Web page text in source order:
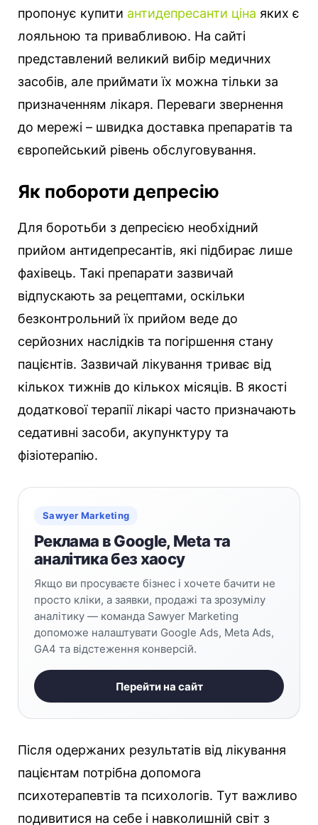
пропонує купити антидепресанти ціна яких є
лояльною та привабливою. На сайті
представлений великий вибір медичних
засобів, але приймати їх можна тільки за
призначенням лікаря. Переваги звернення
до мережі – швидка доставка препаратів та
європейський рівень обслуговування.
Як побороти депресію
Для боротьби з депресією необхідний
прийом антидепресантів, які підбирає лише
фахівець. Такі препарати зазвичай
відпускають за рецептами, оскільки
безконтрольний їх прийом веде до
серйозних наслідків та погіршення стану
пацієнтів. Зазвичай лікування триває від
кількох тижнів до кількох місяців. В якості
додаткової терапії лікарі часто призначають
седативні засоби, акупунктуру та
фізіотерапію.
Sawyer Marketing
Реклама в Google, Meta та
аналітика без хаосу
Якщо ви просуваєте бізнес і хочете бачити не
просто кліки, а заявки, продажі та зрозумілу
аналітику — команда Sawyer Marketing
допоможе налаштувати Google Ads, Meta Ads,
GA4 та відстеження конверсій.
Перейти на сайт
Після одержаних результатів від лікування
пацієнтам потрібна допомога
психотерапевтів та психологів. Тут важливо
подивитися на себе і навколишній світ з